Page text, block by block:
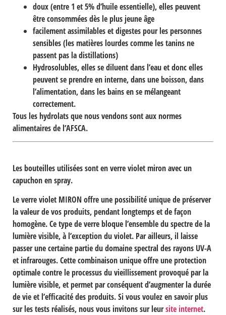
doux(entre 1 et 5% d’huile essentielle), elles peuvent
être consommées dès le plus jeune âge
facilement assimilables et digestes pour les personnes
sensibles (les matières lourdes comme les tanins ne
passent pas la distillations)
Hydrosolubles,elles se diluent dans l’eau et donc elles
peuvent se prendre en interne, dans une boisson, dans
l’alimentation, dans les bains en se mélangeant
correctement.
Tous les hydrolats que nous vendons sont aux normes
alimentaires de l’AFSCA.
Les bouteilles utilisées sont enverre violet mironavec un
capuchon en spray.
Le verre violet MIRON offre une possibilité unique de préserver
la valeur de vos produits, pendant longtemps et de façon
homogène. Ce type de verre bloque l’ensemble du spectre de la
lumière visible, à l’exception du violet. Par ailleurs, il laisse
passer une certaine partie du domaine spectral des rayons UV-A
et infrarouges. Cette combinaison unique offre une protection
optimale contre le processus du vieillissement provoqué par la
lumière visible, et permet par conséquent d’augmenter la durée
de vie et l’efficacité des produits.Si vous voulez en savoir plus
sur les tests réalisés, nous vous invitons sur leursite internet.